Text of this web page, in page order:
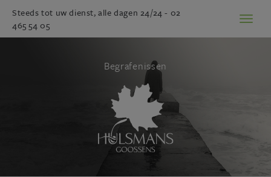
Steeds tot uw dienst, alle dagen 24/24 - 02
465 54 05
Toggle
Begrafenissen